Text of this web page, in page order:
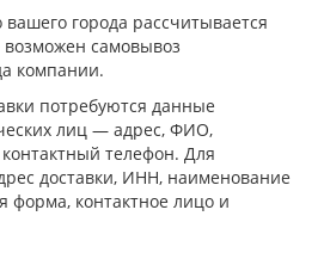
вашего города рассчитывается
самовывоз
компании.
потребуются данные
лиц — адрес, ФИО,
телефон. Для
доставки, ИНН, наименование
форма, контактное лицо и